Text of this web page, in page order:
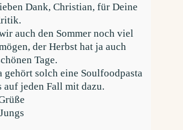
Dank, Christian, für Deine
auch den Sommer noch viel
der Herbst hat ja auch
Tage.
gehört solch eine Soulfoodpasta
auf jeden Fall mit dazu.